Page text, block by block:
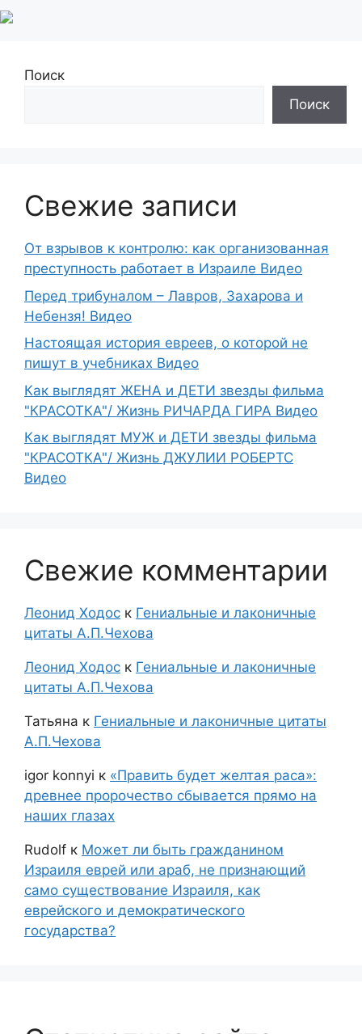
Поиск
Поиск
Свежие записи
От взрывов к контролю: как организованная
преступность работает в Израиле Видео
Перед трибуналом – Лавров, Захарова и
Небензя! Видео
Настоящая история евреев, о которой не
пишут в учебниках Видео
Как выглядят ЖЕНА и ДЕТИ звезды фильма
"КРАСОТКА"/ Жизнь РИЧАРДА ГИРА Видео
Как выглядят МУЖ и ДЕТИ звезды фильма
"КРАСОТКА"/ Жизнь ДЖУЛИИ РОБЕРТС
Видео
Свежие комментарии
Леонид Ходос к Гениальные и лаконичные
цитаты А.П.Чехова
Леонид Ходос к Гениальные и лаконичные
цитаты А.П.Чехова
Татьяна к Гениальные и лаконичные цитаты
А.П.Чехова
igor konnyi к «Править будет желтая раса»:
древнее пророчество сбывается прямо на
наших глазах
Rudolf к Может ли быть гражданином
Израиля еврей или араб, не признающий
само существование Израиля, как
еврейского и демократического
государства?